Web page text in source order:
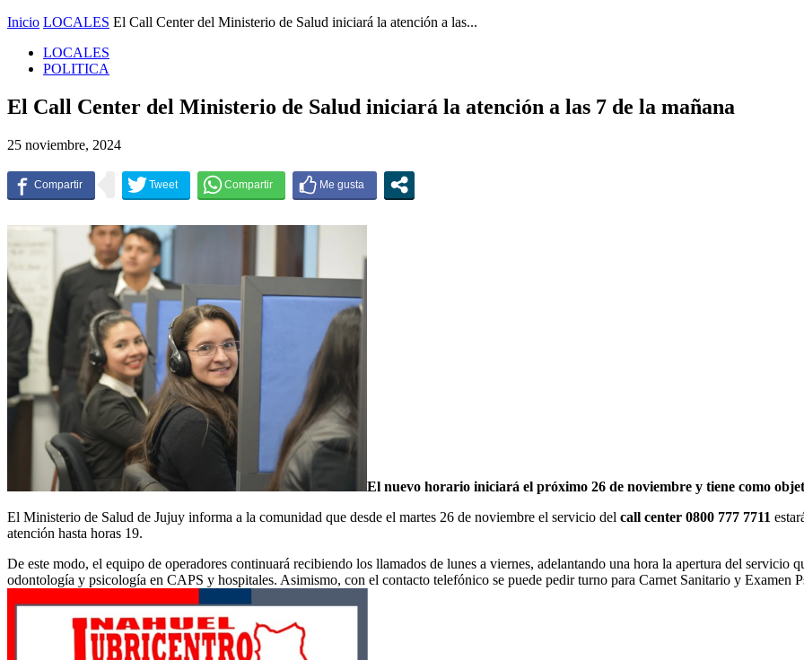
Inicio LOCALES El Call Center del Ministerio de Salud iniciará la atención a las...
LOCALES
POLITICA
El Call Center del Ministerio de Salud iniciará la atención a las 7 de la mañana
25 noviembre, 2024
El nuevo horario iniciará el próximo 26 de noviembre y tiene como
El Ministerio de Salud de Jujuy informa a la comunidad que desde el martes 26 de noviembre el servicio del call center 0800 777 7711
atención hasta horas 19.
De este modo, el equipo de operadores continuará recibiendo los llamados de lunes a viernes, adelantando una hora la apertura del servicio
odontología y psicología en CAPS y hospitales. Asimismo, con el contacto telefónico se puede pedir turno para Carnet Sanitario y Examen